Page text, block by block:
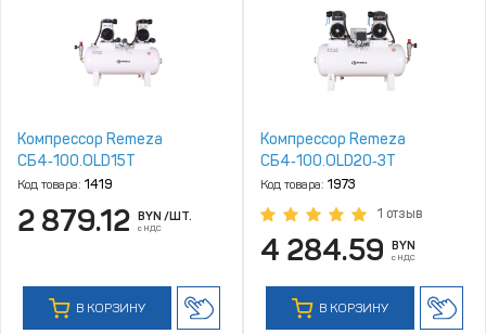
Компрессор Remeza
СБ4‑100.OLD15T
Код товара: 1419
2 879.12 BYN /ШТ.
с НДС
В КОРЗИНУ
Компрессор Remeza
СБ4‑100.OLD20‑3T
Код товара: 1973
1 отзыв
4 284.59 BYN
с НДС
В КОРЗИНУ